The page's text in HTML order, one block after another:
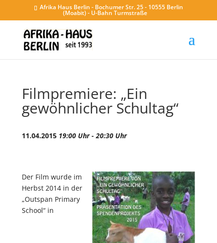
Afrika Haus Berlin - Bochumer Str. 25 - 10555 Berlin
(Moabit) - U-Bahn Turmstraße
Filmpremiere: „Ein
gewöhnlicher Schultag“
11.04.2015 19:00 Uhr - 20:30 Uhr
Der Film wurde im
Herbst 2014 in der
„Outspan Primary
School“ in